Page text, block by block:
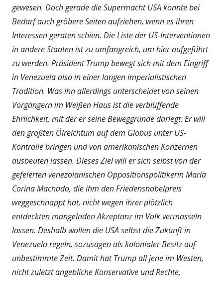
gewesen. Doch gerade die Supermacht USA konnte bei
Bedarf auch gröbere Seiten aufziehen, wenn es ihren
Interessen geraten schien. Die Liste der US-Interventionen
in andere Staaten ist zu umfangreich, um hier aufgeführt
zu werden. Präsident Trump bewegt sich mit dem Eingriff
in Venezuela also in einer langen imperialistischen
Tradition. Was ihn allerdings unterscheidet von seinen
Vorgängern im Weißen Haus ist die verblüffende
Ehrlichkeit, mit der er seine Beweggründe darlegt: Er will
den größten Ölreichtum auf dem Globus unter US-
Kontrolle bringen und von amerikanischen Konzernen
ausbeuten lassen. Dieses Ziel will er sich selbst von der
gefeierten venezolanischen Oppositionspolitikerin María
Corina Machado, die ihm den Friedensnobelpreis
weggeschnappt hat, nicht wegen ihrer plötzlich
entdeckten mangelnden Akzeptanz im Volk vermasseln
lassen. Deshalb wollen die USA selbst die Zukunft in
Venezuela regeln, sozusagen als kolonialer Besitz auf
unbestimmte Zeit. Damit hat Trump all jene im Westen,
nicht zuletzt angebliche Konservative und Rechte,